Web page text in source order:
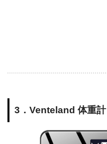
3．Venteland 体重計